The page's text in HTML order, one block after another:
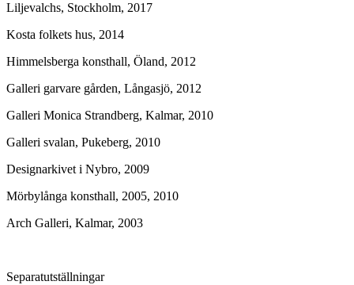
Liljevalchs, Stockholm, 2017
Kosta folkets hus, 2014
Himmelsberga konsthall, Öland, 2012
Galleri garvare gården, Långasjö, 2012
Galleri Monica Strandberg, Kalmar, 2010
Galleri svalan, Pukeberg, 2010
Designarkivet i Nybro, 2009
Mörbylånga konsthall, 2005, 2010
Arch Galleri, Kalmar, 2003
Separatutställningar